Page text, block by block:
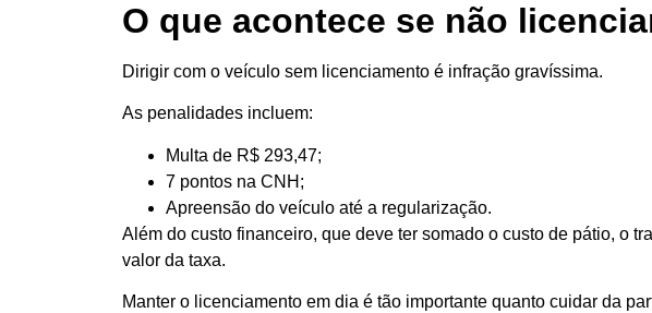
O que acontece se não
Dirigir com o veículo sem licenciamento é infração gravíssima.
As penalidades incluem:
Multa de R$ 293,47;
7 pontos na CNH;
Apreensão do veículo até a regularização.
Além do custo financeiro, que deve ter somado o custo de pátio, o
valor da taxa.
Manter o licenciamento em dia é tão importante quanto cuidar da